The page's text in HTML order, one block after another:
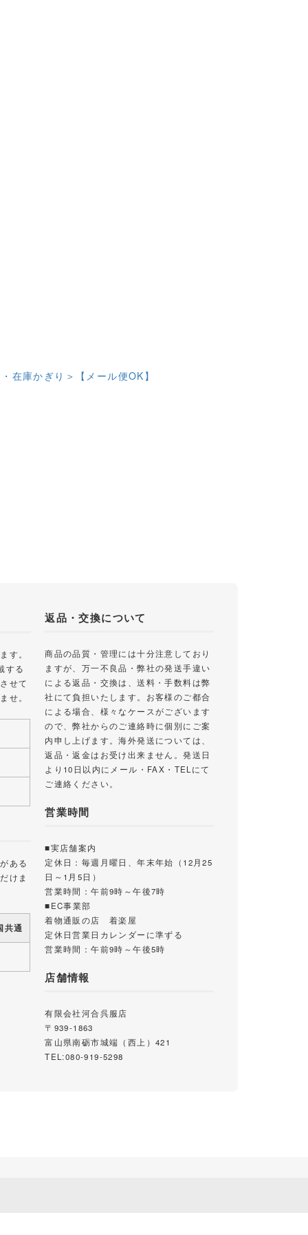
在庫かぎり＞【メール便OK】
す。
する
せて
せ。
ある
けま
共通
返品・交換について
商品の品質・管理には十分注意しており
ますが、万一不良品・弊社の発送手違い
による返品・交換は、送料・手数料は弊
社にて負担いたします。お客様のご都合
による場合、様々なケースがございます
ので、弊社からのご連絡時に個別にご案
内申し上げます。海外発送については、
返品・返金はお受け出来ません。発送日
より10日以内にメール・FAX・TELにて
ご連絡ください。
営業時間
■実店舗案内
定休日：毎週月曜日、年末年始（12月25
日～1月5日）
営業時間：午前9時～午後7時
■EC事業部
着物通販の店 着楽屋
定休日営業日カレンダーに準ずる
営業時間：午前9時～午後5時
店舗情報
有限会社河合呉服店
〒939-1863
富山県南砺市城端（西上）421
TEL:080-919-5298